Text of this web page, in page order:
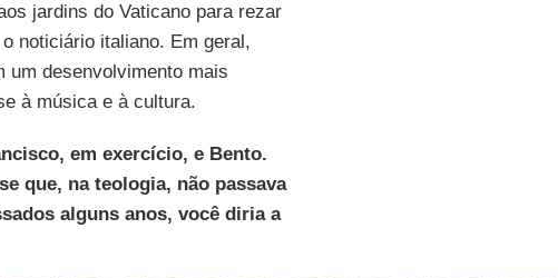
jardins do Vaticano para rezar
noticiário italiano. Em geral,
um desenvolvimento mais
à música e à cultura.
em exercício, e Bento.
que, na teologia, não passava
alguns anos, você diria a